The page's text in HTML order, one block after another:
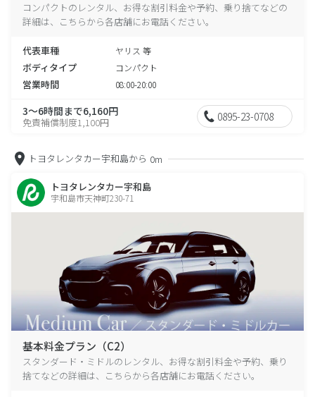
コンパクトのレンタル、お得な割引料金や予約、乗り捨てなどの
詳細は、こちらから各店舗にお電話ください。
代表車種 ヤリス 等
ボディタイプ コンパクト
営業時間 08:00-20:00
3～6時間まで6,160円
免責補償制度1,100円 0895-23-0708
トヨタレンタカー宇和島から 0m
トヨタレンタカー宇和島
宇和島市天神町230-71
基本料金プラン（C2）
スタンダード・ミドルのレンタル、お得な割引料金や予約、乗り
捨てなどの詳細は、こちらから各店舗にお電話ください。